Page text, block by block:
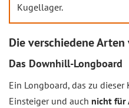
Kugellager.
Die verschiedene
Das Downhill-Longboard
Ein Longboard, das zu
Einsteiger und auch nicht für